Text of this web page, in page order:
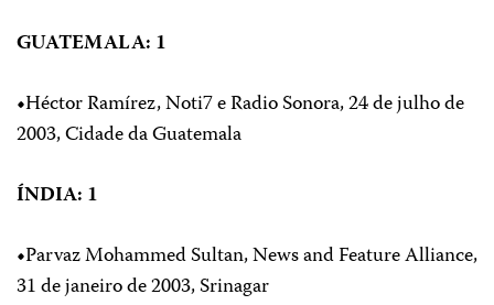
GUATEMALA: 1
•Héctor Ramírez, Noti7 e Radio Sonora, 24 de julho de
2003, Cidade da Guatemala
ÍNDIA: 1
•Parvaz Mohammed Sultan, News and Feature Alliance,
31 de janeiro de 2003, Srinagar